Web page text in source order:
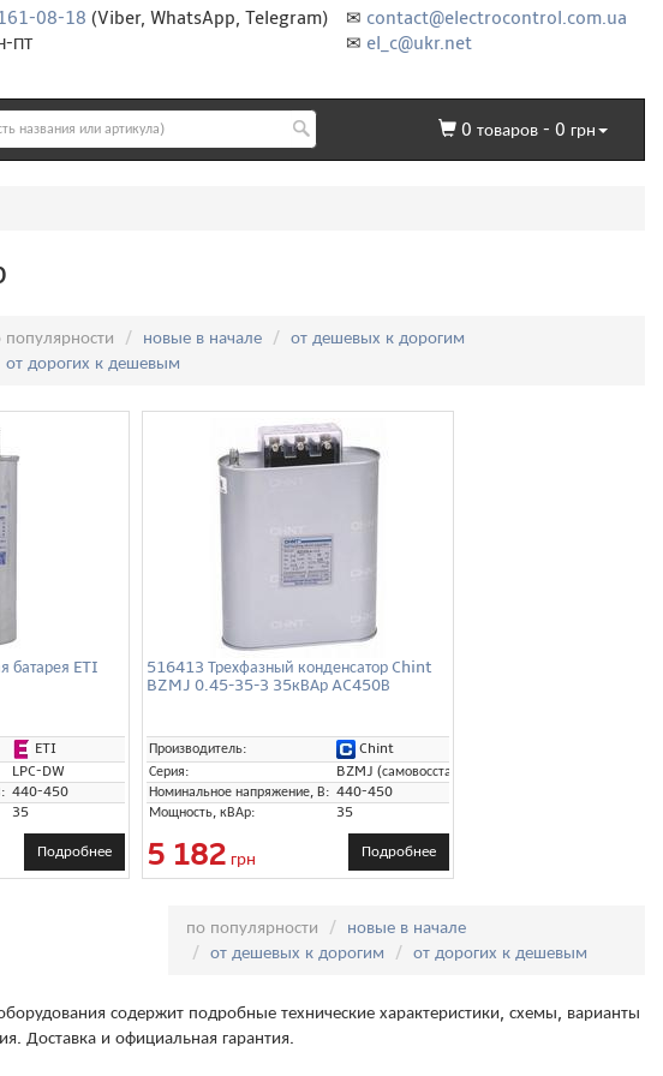
✉ contact@electrocontrol.com.ua
✉ el_c@ukr.net
08-18 (Viber, WhatsApp, Telegram)
ПТ
0 товаров - 0 грн
популярности новые в начале
от дешевых к дорогим
от дорогих к дешевым
батарея ETI
ETI
LPC-DW
440-450
35
Подробнее
516413 Трехфазный конденсатор Chint
BZMJ 0.45-35-3 35кВАр AC450В
Производитель:
Chint
Серия:
BZMJ (самовосстанавливающиеся)
Номинальное напряжение, В: 440-450
Мощность, кВАр:
35
5 182 грн Подробнее
по популярности
новые в начале
от дешевых к дорогим
от дорогих к дешевым
содержит подробные технические характеристики, схемы, варианты
Доставка и официальная гарантия.